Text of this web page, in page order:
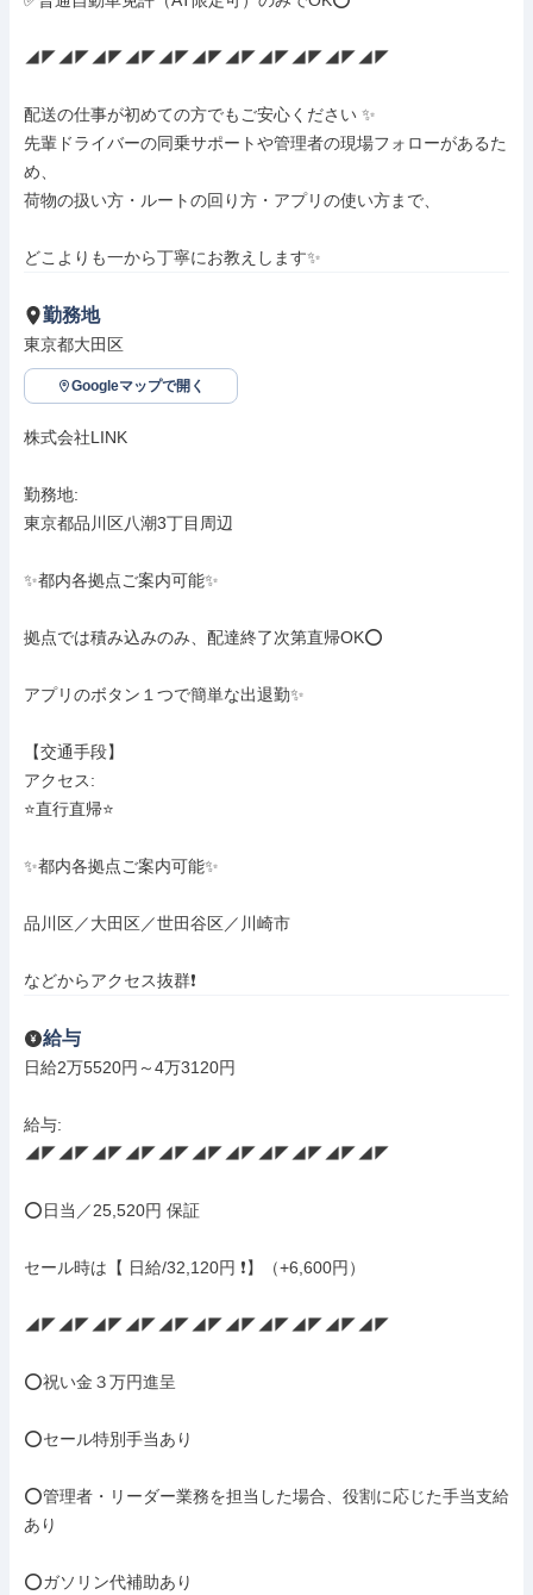
◢◤◢◤◢◤◢◤◢◤◢◤◢◤◢◤◢◤◢◤◢◤
配送の仕事が初めての方でもご安心ください ✨
先輩ドライバーの同乗サポートや管理者の現場フォローがあるた
め、
荷物の扱い方・ルートの回り方・アプリの使い方まで、
どこよりも一から丁寧にお教えします✨
勤務地
東京都大田区
Googleマップで開く
株式会社LINK
勤務地:
東京都品川区八潮3丁目周辺
✨️都内各拠点ご案内可能✨️
拠点では積み込みのみ、配達終了次第直帰OK⭕
アプリのボタン１つで簡単な出退勤✨️
【交通手段】
アクセス:
⭐️直行直帰⭐️
✨️都内各拠点ご案内可能✨️
品川区／大田区／世田谷区／川崎市
などからアクセス抜群❗
給与
日給2万5520円～4万3120円
給与:
◢◤◢◤◢◤◢◤◢◤◢◤◢◤◢◤◢◤◢◤◢◤
⭕日当／25,520円 保証
セール時は【 日給/32,120円 ❗】（+6,600円）
◢◤◢◤◢◤◢◤◢◤◢◤◢◤◢◤◢◤◢◤◢◤
⭕祝い金３万円進呈
⭕セール特別手当あり
⭕管理者・リーダー業務を担当した場合、役割に応じた手当支給
あり
⭕ガソリン代補助あり